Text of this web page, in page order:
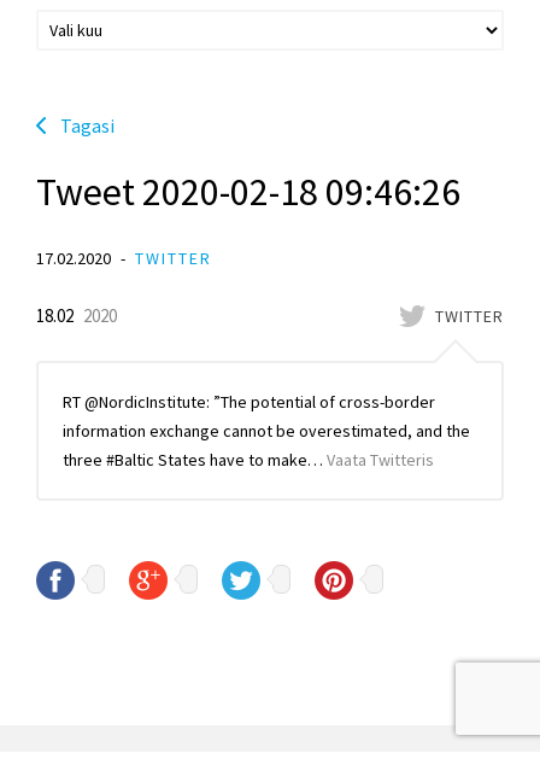
Tagasi
Tweet 2020-02-18 09:46:26
17.02.2020 TWITTER
TWITTER
18.02 2020
RT @NordicInstitute: ”The potential of cross-border
information exchange cannot be overestimated, and the
three #Baltic States have to make… Vaata Twitteris